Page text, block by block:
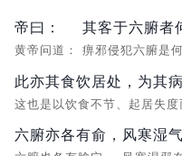
帝曰：
黄帝问道：
其客于六腑者
痹邪侵犯六腑是
此亦其食饮居处，为其病
这也是以饮食不节、起居失
六腑亦各有俞， 风寒湿